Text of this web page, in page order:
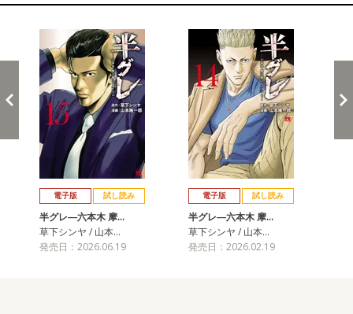
電子版 試し読み
半グレ―六本木 摩…
草下シンヤ / 山本…
発売日：2026.06.19
電子版 試し読み
半グレ―六本木 摩…
草下シンヤ / 山本…
発売日：2026.02.19